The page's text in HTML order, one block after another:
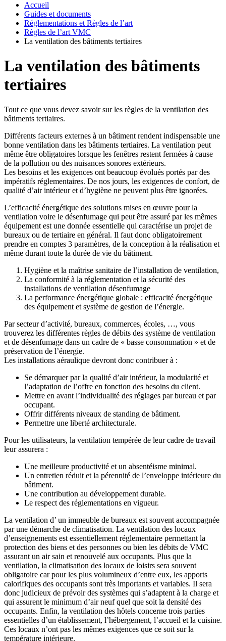
Accueil
Guides et documents
Réglementations et Règles de l’art
Règles de l’art VMC
La ventilation des bâtiments tertiaires
La ventilation des bâtiments
tertiaires
Tout ce que vous devez savoir sur les règles de la ventilation des
bâtiments tertiaires.
Différents facteurs externes à un bâtiment rendent indispensable une
bonne ventilation dans les bâtiments tertiaires. La ventilation peut
même être obligatoires lorsque les fenêtres restent fermées à cause
de la pollution ou des nuisances sonores extérieurs.
Les besoins et les exigences ont beaucoup évolués portés par des
impératifs réglementaires. De nos jours, les exigences de confort, de
qualité d’air intérieur et d’hygiène ne peuvent plus être ignorées.
L’efficacité énergétique des solutions mises en œuvre pour la
ventilation voire le désenfumage qui peut être assuré par les mêmes
équipement est une donnée essentielle qui caractérise un projet de
bureaux ou de tertiaire en général. Il faut donc obligatoirement
prendre en comptes 3 paramètres, de la conception à la réalisation et
même durant toute la durée de vie du bâtiment.
Hygiène et la maîtrise sanitaire de l’installation de ventilation,
La conformité à la réglementation et la sécurité des
installations de ventilation désenfumage
La performance énergétique globale : efficacité énergétique
des équipement et système de gestion de l’énergie.
Par secteur d’activité, bureaux, commerces, écoles, …, vous
trouverez les différentes règles de débits des système de ventilation
et de désenfumage dans un cadre de « basse consommation » et de
préservation de l’énergie.
Les installations aéraulique devront donc contribuer à :
Se démarquer par la qualité d’air intérieur, la modularité et
l’adaptation de l’offre en fonction des besoins du client.
Mettre en avant l’individualité des réglages par bureau et par
occupant.
Offrir différents niveaux de standing de bâtiment.
Permettre une liberté architecturale.
Pour les utilisateurs, la ventilation tempérée de leur cadre de travail
leur assurera :
Une meilleure productivité et un absentéisme minimal.
Un entretien réduit et la pérennité de l’enveloppe intérieure du
bâtiment.
Une contribution au développement durable.
Le respect des réglementations en vigueur.
La ventilation d’ un immeuble de bureaux est souvent accompagnée
par une démarche de climatisation. La ventilation des locaux
d’enseignements est essentiellement réglementaire permettant la
protection des biens et des personnes ou bien les débits de VMC
assurant un air sain et renouvelé aux occupants. Plus que la
ventilation, la climatisation des locaux de loisirs sera souvent
obligatoire car pour les plus volumineux d’entre eux, les apports
calorifiques des occupants sont très importants et variables. Il sera
donc judicieux de prévoir des systèmes qui s’adaptent à la charge et
qui assurent le minimum d’air neuf quel que soit la densité des
occupants. Enfin, la ventilation des hôtels concerne trois parties
essentielles d’un établissement, l’hébergement, l’accueil et la cuisine.
Ces locaux n’ont pas les mêmes exigences que ce soit sur la
température intérieure.